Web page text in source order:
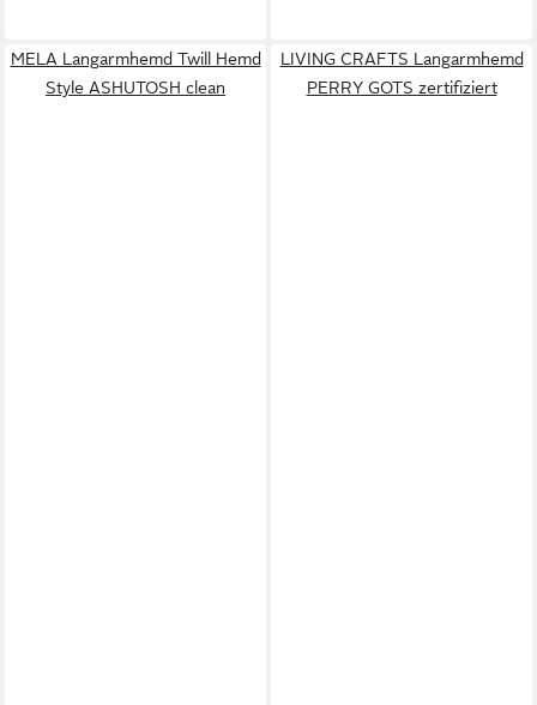
MELA Langarmhemd Twill Hemd
Style ASHUTOSH clean
LIVING CRAFTS Langarmhemd
PERRY GOTS zertifiziert